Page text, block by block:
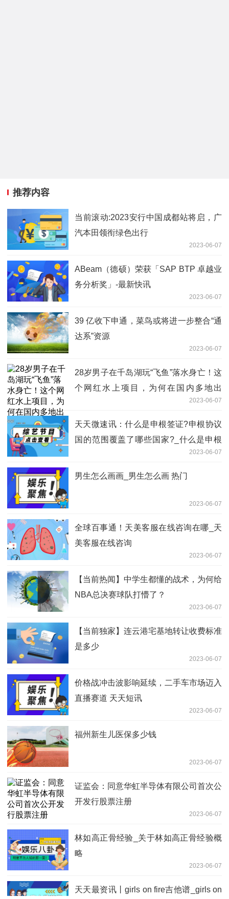
推荐内容
当前滚动:2023安行中国成都站将启，广
汽本田领衔绿色出行
2023-06-07
ABeam（德硕）荣获「SAP BTP 卓越业
务分析奖」-最新快讯
2023-06-07
39 亿收下申通，菜鸟或将进一步整合“通
达系”资源
2023-06-07
28岁男子在千岛湖玩“飞鱼”落水身亡！这
个网红水上项目，为何在国内多地出
2023-06-07
天天微速讯：什么是申根签证?申根协议
国的范围覆盖了哪些国家?_什么是申根
2023-06-07
男生怎么画画_男生怎么画 热门
2023-06-07
全球百事通！天美客服在线咨询在哪_天
美客服在线咨询
2023-06-07
【当前热闻】中学生都懂的战术，为何给
NBA总决赛球队打懵了？
2023-06-07
【当前独家】连云港宅基地转让收费标准
是多少
2023-06-07
价格战冲击波影响延续，二手车市场迈入
直播赛道 天天短讯
2023-06-07
福州新生儿医保多少钱
2023-06-07
证监会：同意华虹半导体有限公司首次公
开发行股票注册
2023-06-07
林如高正骨经验_关于林如高正骨经验概
略
2023-06-07
天天最资讯丨girls on fire吉他谱_girls on